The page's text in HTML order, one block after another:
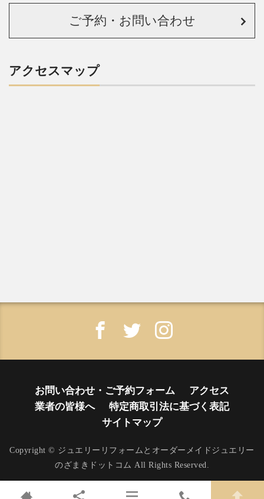
ご予約・お問い合わせ
アクセスマップ
お問い合わせ・ご予約フォーム
アクセス
業者の皆様へ
特定商取引法に基づく表記
サイトマップ
Copyright © ジュエリーリフォームとオーダーメイドジュエリー
のざまきドットコム All Rights Reserved.